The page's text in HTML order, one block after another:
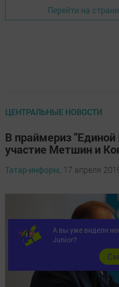
Перейти на
ЦЕНТРАЛЬНЫЕ НОВОСТИ
В праймериз "Единой
участие Метшин и
Татар-информ, 17 апреля
А вы уже видели
Junior?